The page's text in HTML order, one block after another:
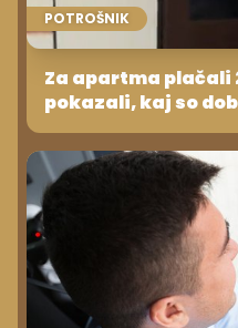
POTROŠNIK
Za apartma plačali
pokazali, kaj so